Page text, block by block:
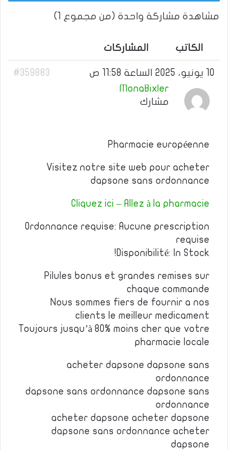
مشاهدة مشاركة واحدة (من مجموع 1)
الكاتب المشاركات
10 يونيو، 2025 الساعة 11:58 ص
#359883
MonaBixler
مشارك
Pharmacie européenne
Visitez notre site web pour acheter
dapsone sans ordonnance
Cliquez ici – Allez à la pharmacie
Ordonnance requise: Aucune prescription
requise
Disponibilité: In Stock!
Pilules bonus et grandes remises sur
chaque commande
Nous sommes fiers de fournir a nos
clients le meilleur medicament
Toujours jusqu’à 80% moins cher que votre
pharmacie locale
acheter dapsone dapsone sans
ordonnance
dapsone sans ordonnance dapsone sans
ordonnance
acheter dapsone acheter dapsone
dapsone sans ordonnance acheter
dapsone